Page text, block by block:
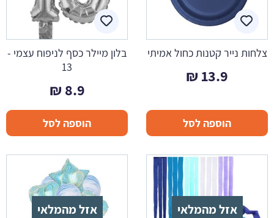
צלחות נייר קטנות כחול אמיתי
13.9
₪
הוספה לסל
בלון מיילר כסף לניפוח עצמי -
13
8.9
₪
הוספה לסל
אזל מהמלאי אזל מהמלאי